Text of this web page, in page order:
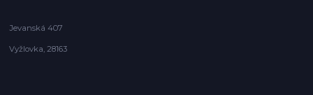
Jevanská 407
Vyžlovka, 28163